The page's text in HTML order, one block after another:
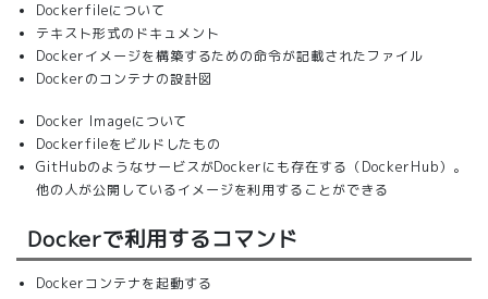
Dockerfileについて
テキスト形式のドキュメント
Dockerイメージを構築するための命令が記載されたファイル
Dockerのコンテナの設計図
Docker Imageについて
Dockerfileをビルドしたもの
GitHubのようなサービスがDockerにも存在する（DockerHub）。
他の人が公開しているイメージを利用することができる
Dockerで利用するコマンド
Dockerコンテナを起動する